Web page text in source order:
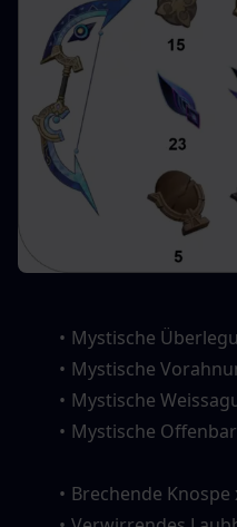
Mystische
Mystische
Mystische
Mystische
Brechende Knospe